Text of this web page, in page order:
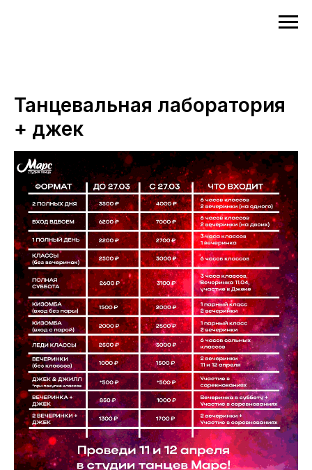
Танцевальная лаборатория
+ джек